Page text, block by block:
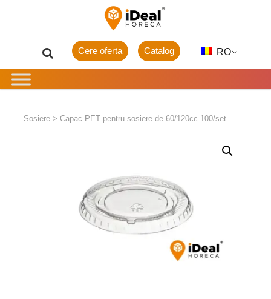
RO
Catalog
Cere oferta
Sosiere> Capac PET pentru sosiere de 60/120cc 100/set